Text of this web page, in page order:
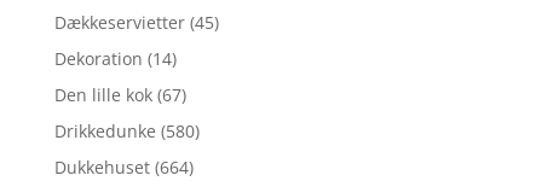
Dækkeservietter (45)
Dekoration (14)
Den lille kok (67)
Drikkedunke (580)
Dukkehuset (664)